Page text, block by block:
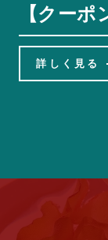
【クー
詳しく見る